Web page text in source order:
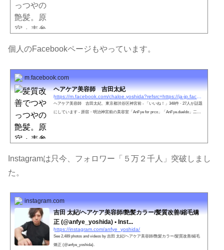
個人のFacebookページもやっています。
m.facebook.com
ヘアケア美容師 吉田太紀
ヘアケア美容師 吉田太紀、東京都渋谷区神宮前 - 「いいね！」348件 · 27人が話題
にしています - 原宿・明治神宮前の美容室「AnFye for prco」「AnFye.dueldo」二&#
Instagramは只今、フォロワー「５万２千人」突破しまし
た。
instagram.com
吉田 太紀/ヘアケア美容師/艶髪カラー/髪質改善/縮毛矯
正 (@anfye_yoshida) • Inst...
https://instagram.com/anfye_yoshida/
See 2,489 photos and videos by 吉田 太紀/ヘアケア美容師/艶髪カラー/髪質改善/縮毛
矯正 (@anfye_yoshida).